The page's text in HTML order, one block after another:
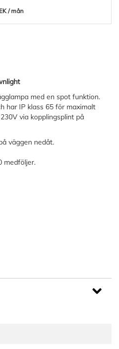
/ mån
med en spot funktion.
har IP klass 65 för maximalt
via kopplingsplint på
väggen nedåt.
medföljer.